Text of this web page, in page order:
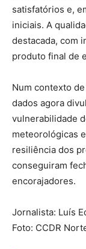
satisfatórios e,
iniciais. A
destacada, com
produto final de
Num contexto
dados agora
vulnerabilidade
meteorológicas
resiliência dos
conseguiram
encorajadores.
Jornalista: Luís
Foto: CCDR